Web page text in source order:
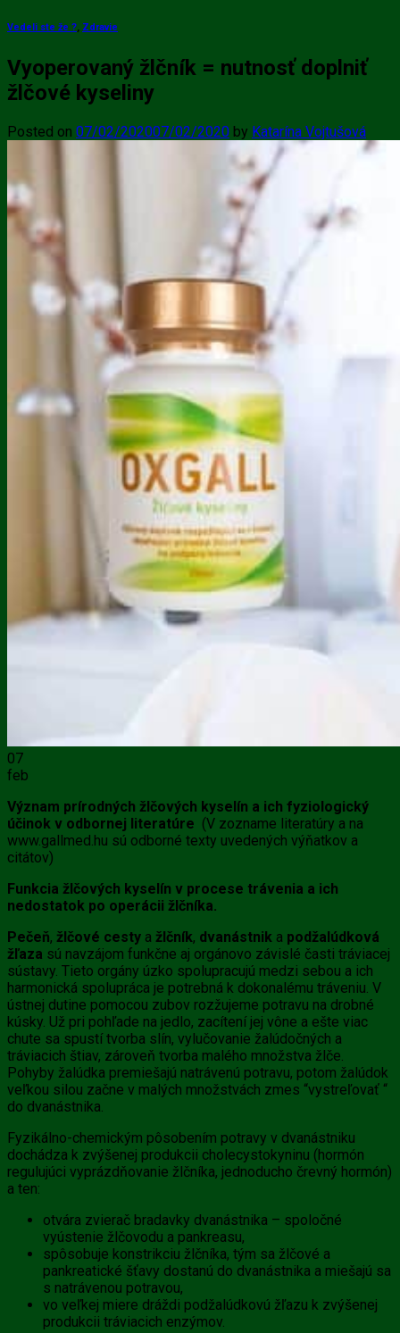
Vedeli ste že ?, Zdravie
Vyoperovaný žlčník = nutnosť doplniť
žlčové kyseliny
Posted on 07/02/202007/02/2020 by Katarína Vojtušová
07
feb
Význam prírodných žlčových kyselín a ich fyziologický
účinok v odbornej literatúre (V zozname literatúry a na
www.gallmed.hu sú odborné texty uvedených výňatkov a
citátov)
Funkcia žlčových kyselín v procese trávenia a ich
nedostatok po operácii žlčníka.
Pečeň, žlčové cesty a žlčník, dvanástnik a podžalúdková
žľaza sú navzájom funkčne aj orgánovo závislé časti tráviacej
sústavy. Tieto orgány úzko spolupracujú medzi sebou a ich
harmonická spolupráca je potrebná k dokonalému tráveniu. V
ústnej dutine pomocou zubov rozžujeme potravu na drobné
kúsky. Už pri pohľade na jedlo, zacítení jej vône a ešte viac
chute sa spustí tvorba slín, vylučovanie žalúdočných a
tráviacich štiav, zároveň tvorba malého množstva žlče.
Pohyby žalúdka premiešajú natrávenú potravu, potom žalúdok
veľkou silou začne v malých množstvách zmes “vystreľovať “
do dvanástnika.
Fyzikálno-chemickým pôsobením potravy v dvanástniku
dochádza k zvýšenej produkcii cholecystokyninu (hormón
regulujúci vyprázdňovanie žlčníka, jednoducho črevný hormón)
a ten:
otvára zvierač bradavky dvanástnika – spoločné
vyústenie žlčovodu a pankreasu,
spôsobuje konstrikciu žlčníka, tým sa žlčové a
pankreatické šťavy dostanú do dvanástnika a miešajú sa
s natrávenou potravou,
vo veľkej miere dráždi podžalúdkovú žľazu k zvýšenej
produkcii tráviacich enzýmov.